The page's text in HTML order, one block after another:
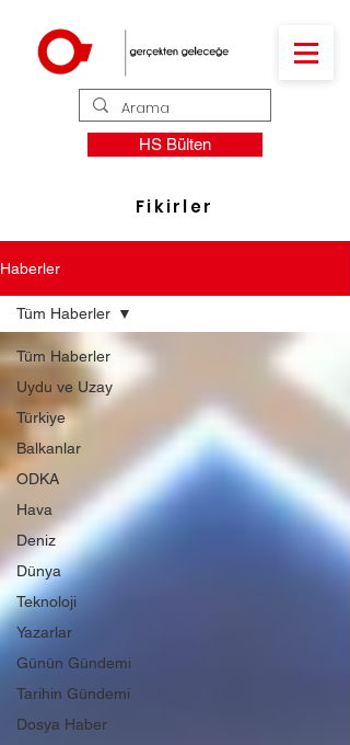
HS Bülten
Fikirler
Haberler
Tüm Haberler
Uydu ve Uzay
Türkiye
Balkanlar
ODKA
Hava
Deniz
Dünya
Teknoloji
Yazarlar
Günün Gündemi
Tarihin Gündemi
Dosya Haber
Tüm Haberler